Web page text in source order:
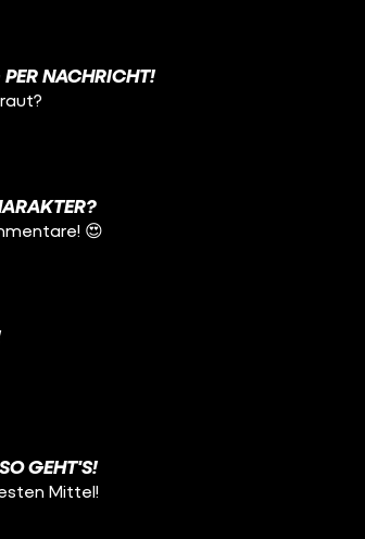
PER NACHRICHT!
😍
GEHT'S!
Mittel!